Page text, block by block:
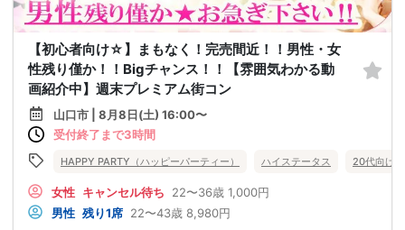
【初心者向け☆】まもなく！完売間近！！男性・女
性残り僅か！！Bigチャンス！！【雰囲気わかる動
画紹介中】週末プレミアム街コン
山口市 | 8月8日(土) 16:00〜
受付終了まで3時間
HAPPY PARTY（ハッピーパーティー） ハイステータス 20代向け
女性 キャンセル待ち 22〜36歳 1,000円
男性 残り1席 22〜43歳 8,980円